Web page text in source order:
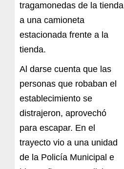
tragamonedas de la tienda
a una camioneta
estacionada frente a la
tienda.
Al darse cuenta que las
personas que robaban el
establecimiento se
distrajeron, aprovechó
para escapar. En el
trayecto vio a una unidad
de la Policía Municipal e